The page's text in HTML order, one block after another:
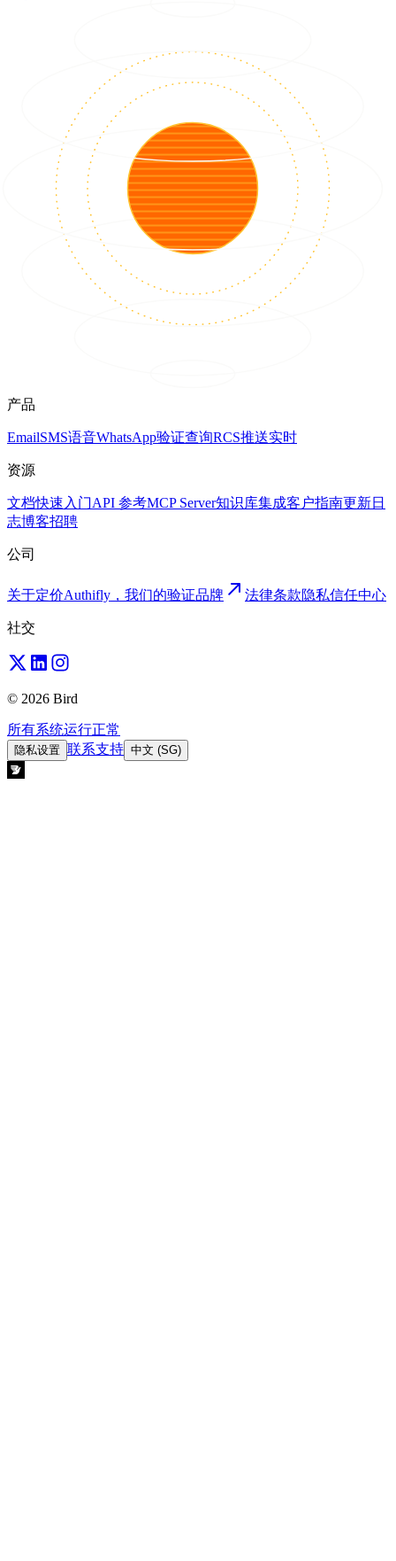
产品
EmailSMS语音WhatsApp验证查询RCS推送实时
资源
文档快速入门API 参考MCP Server知识库集成客户指南更新日
志博客招聘
公司
关于定价Authifly，我们的验证品牌 法律条款隐私信任中心
社交
© 2026 Bird
所有系统运行正常
隐私设置 联系支持 中文 (SG)